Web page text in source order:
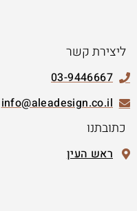
ליצירת קשר
03-9446667
info@aleadesign.co.il
כתובתנו
ראש העין